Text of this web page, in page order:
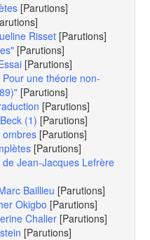
[Parutions]
Risset [Parutions]
[Parutions]
[Parutions]
une théorie non-
[Parutions]
[Parutions]
(1) [Parutions]
ombres [Parutions]
[Parutions]
Jean-Jacques Lefrère
Baillieu [Parutions]
Okigbo [Parutions]
Chalier [Parutions]
[Parutions]